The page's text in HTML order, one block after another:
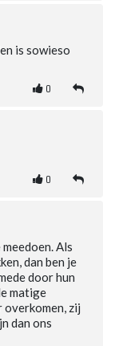
is sowieso
0
0
Als
dan ben je
door hun
matige
overkomen, zij
dan ons